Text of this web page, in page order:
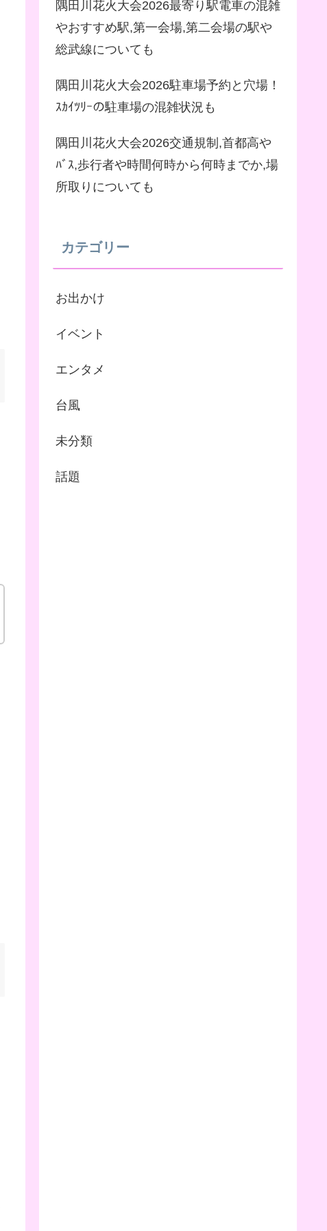
隅田川花火大会2026最寄り駅電車の混雑
やおすすめ駅,第一会場,第二会場の駅や
総武線についても
隅田川花火大会2026駐車場予約と穴場！
ｽｶｲﾂﾘｰの駐車場の混雑状況も
隅田川花火大会2026交通規制,首都高や
ﾊﾞｽ,歩行者や時間何時から何時までか,場
所取りについても
カテゴリー
お出かけ
イベント
エンタメ
台風
未分類
話題